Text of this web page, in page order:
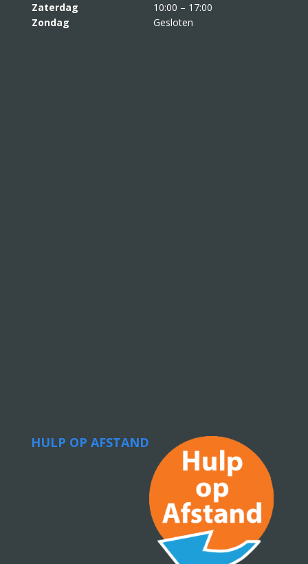
Zaterdag
10:00 – 17:00
Zondag
Gesloten
HULP OP AFSTAND